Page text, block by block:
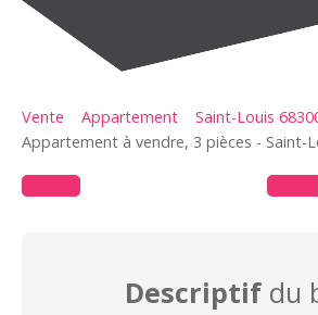
Vente Appartement
Saint-Louis
Appartement à vendre, 3 pièces - Saint-
Descriptifdu